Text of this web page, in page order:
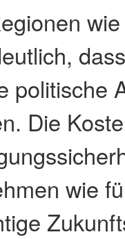
politische
Die
wie